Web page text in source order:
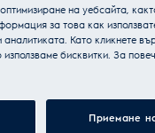
на уебсайта,
за това как
Като кликнете
бисквитки. За
Приемане